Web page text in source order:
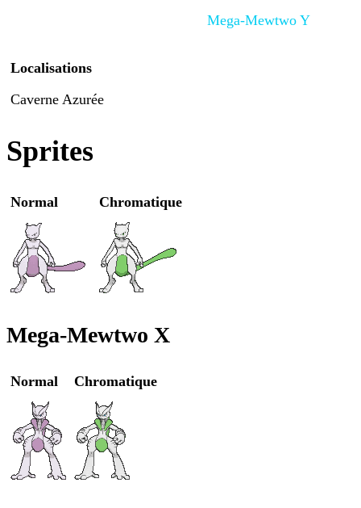
Mega-Mewtwo Y
Localisations
Caverne Azurée
Sprites
Normal Chromatique
Mega-Mewtwo X
Normal Chromatique